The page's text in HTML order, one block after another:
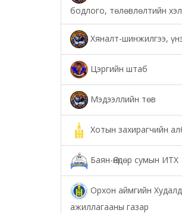
бодлого, төлөвлөлтийн
Хяналт-шинжилгээ,
Цэргийн штаб
Мэдээллийн төв
Хотын захирагчийн
Баян-Өндөр сумын ИТХ
Орхон аймгийн
ажиллагааны газар